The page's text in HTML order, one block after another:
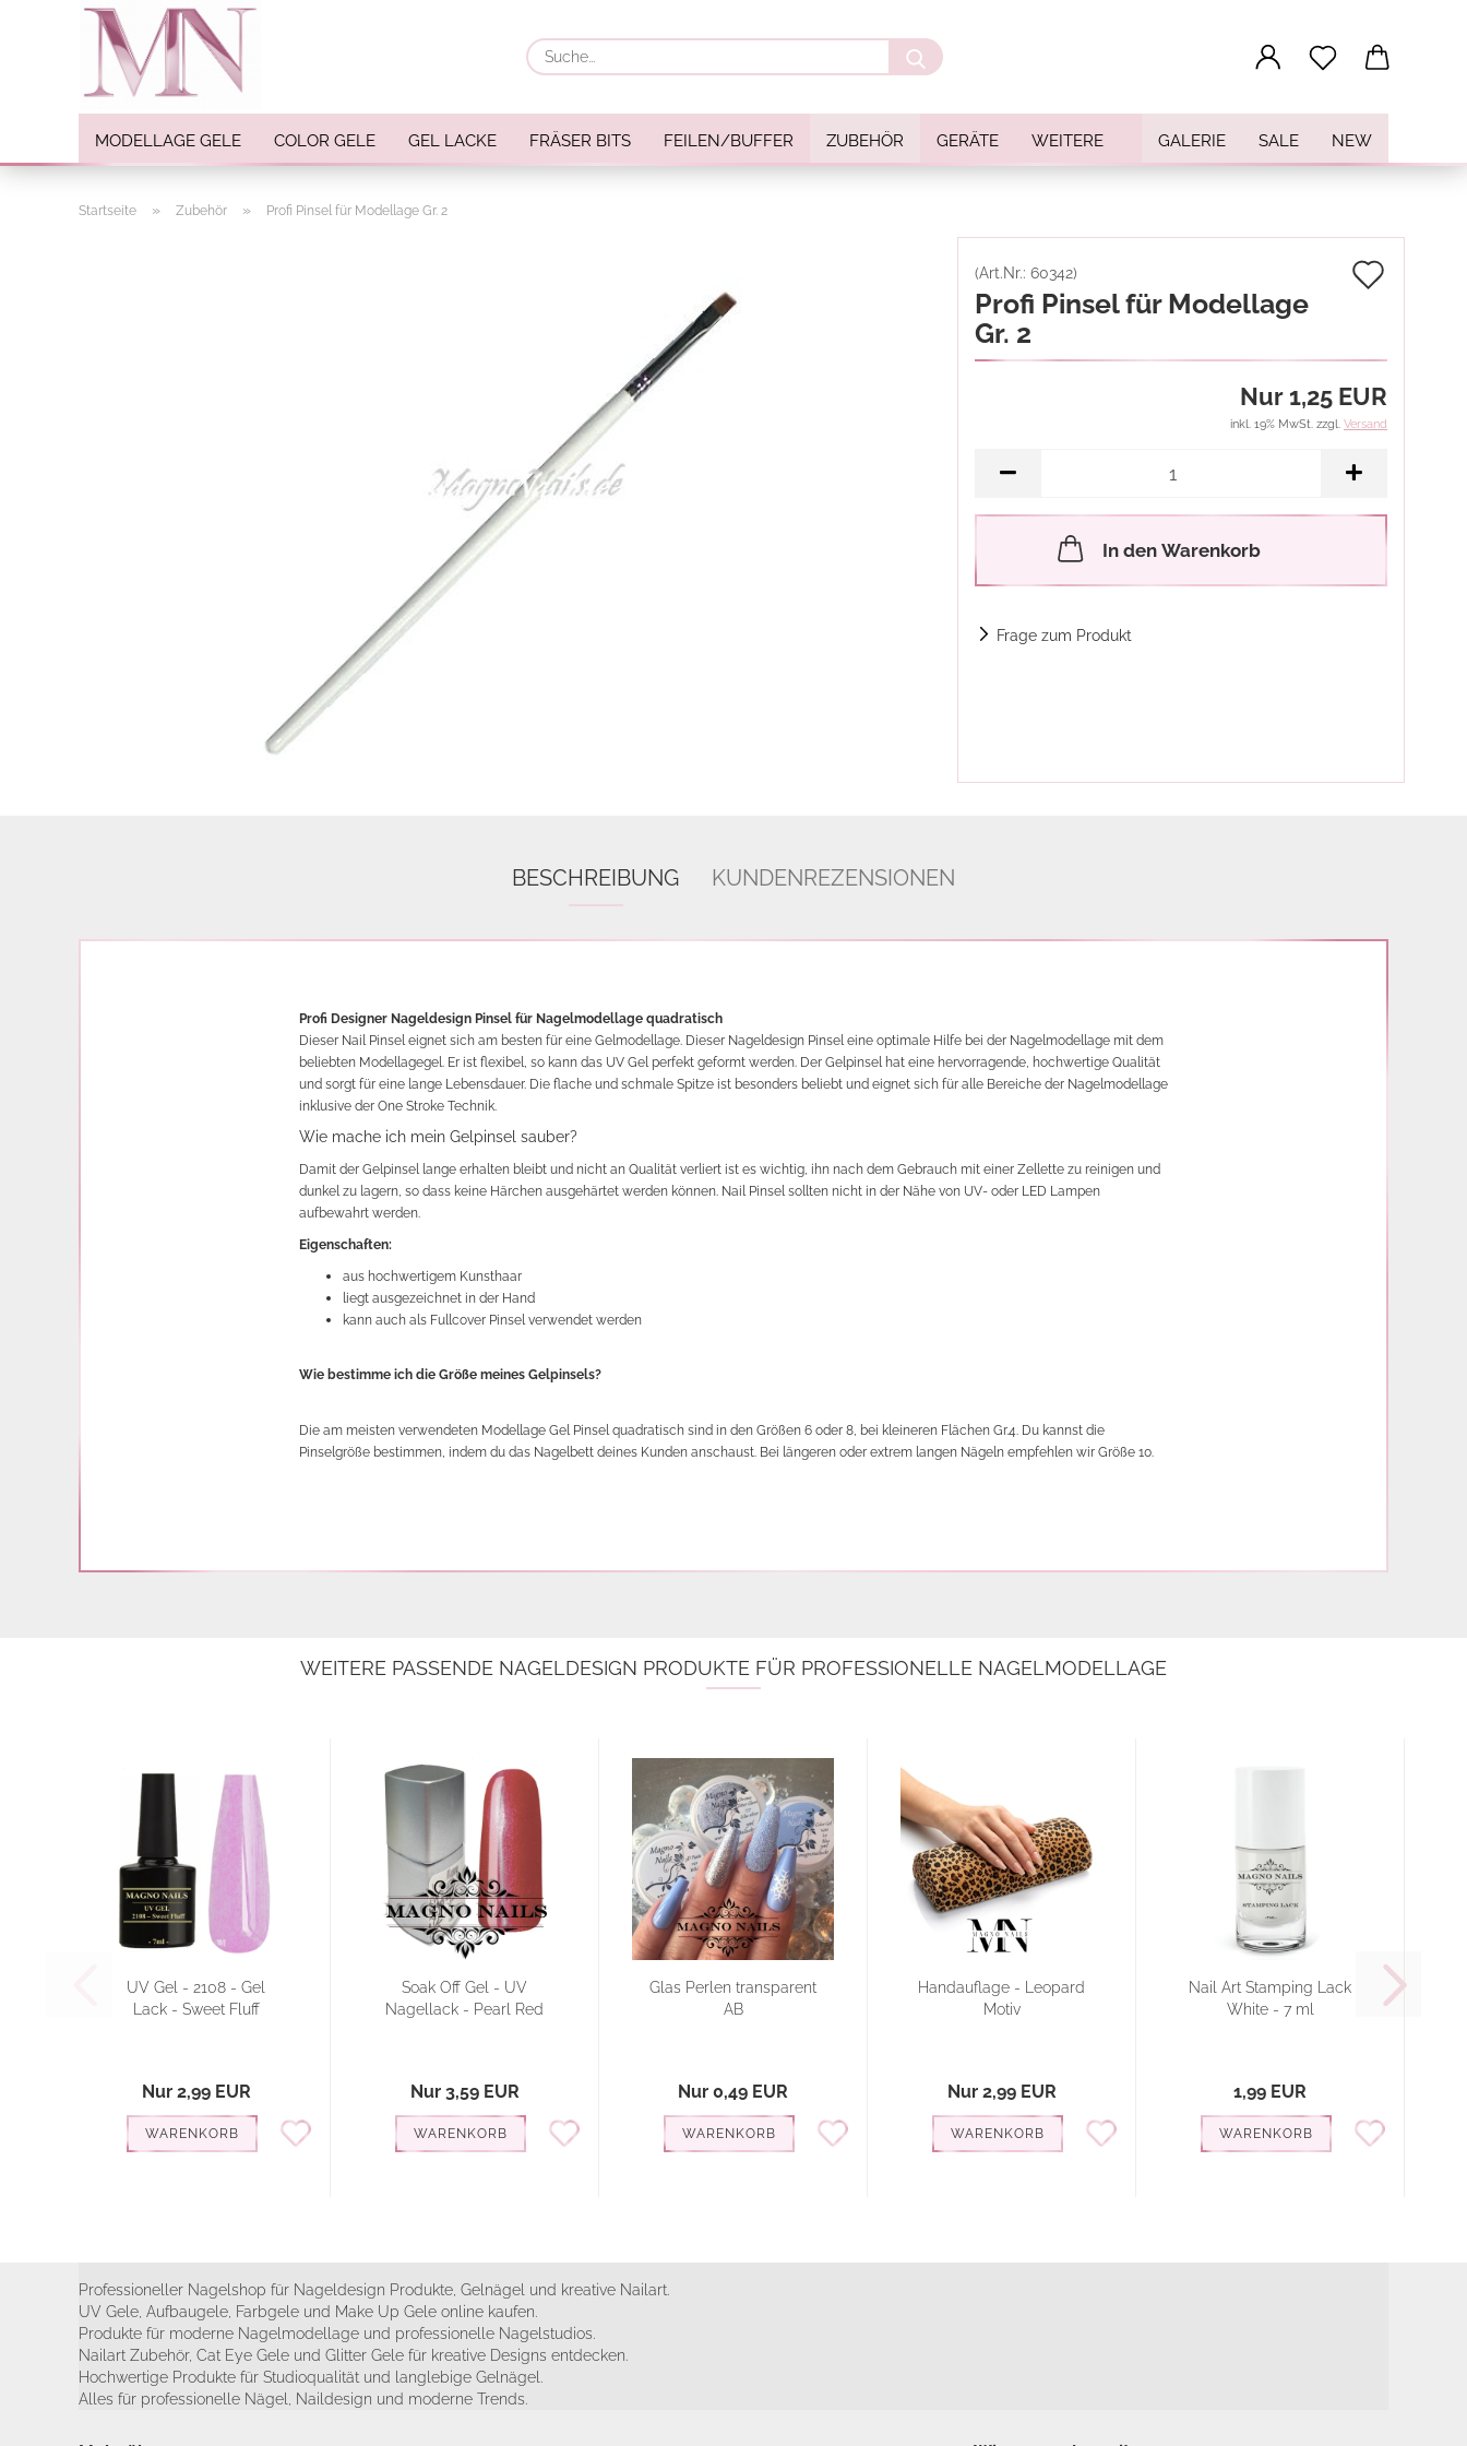
Suche...
MODELLAGE GELE COLOR GELE GEL LACKE FRÄSER BITS FEILEN/BUFFER ZUBEHÖR GERÄTE GALERIE SALE NEW
WEITERE
Startseite » Zubehör » Profi Pinsel für Modellage Gr. 2
(Art.Nr.: 60342)
Profi Pinsel für Modellage
Gr. 2
Nur 1,25 EUR
inkl. 19% MwSt. zzgl. Versand
In den Warenkorb
Frage zum Produkt
BESCHREIBUNG KUNDENREZENSIONEN
Profi Designer Nageldesign Pinsel für Nagelmodellage quadratisch
Dieser Nail Pinsel eignet sich am besten für eine Gelmodellage. Dieser Nageldesign Pinsel eine optimale Hilfe bei der Nagelmodellage mit dem
beliebten Modellagegel. Er ist flexibel, so kann das UV Gel perfekt geformt werden. Der Gelpinsel hat eine hervorragende, hochwertige Qualität
und sorgt für eine lange Lebensdauer. Die flache und schmale Spitze ist besonders beliebt und eignet sich für alle Bereiche der Nagelmodellage
inklusive der One Stroke Technik.
Wie mache ich mein Gelpinsel sauber?
Damit der Gelpinsel lange erhalten bleibt und nicht an Qualität verliert ist es wichtig, ihn nach dem Gebrauch mit einer Zellette zu reinigen und
dunkel zu lagern, so dass keine Härchen ausgehärtet werden können. Nail Pinsel sollten nicht in der Nähe von UV- oder LED Lampen
aufbewahrt werden.
Eigenschaften:
aus hochwertigem Kunsthaar
liegt ausgezeichnet in der Hand
kann auch als Fullcover Pinsel verwendet werden
Wie bestimme ich die Größe meines Gelpinsels?
Die am meisten verwendeten Modellage Gel Pinsel quadratisch sind in den Größen 6 oder 8, bei kleineren Flächen Gr.4. Du kannst die
Pinselgröße bestimmen, indem du das Nagelbett deines Kunden anschaust. Bei längeren oder extrem langen Nägeln empfehlen wir Größe 10.
WEITERE PASSENDE NAGELDESIGN PRODUKTE FÜR PROFESSIONELLE NAGELMODELLAGE
UV Gel - 2108 - Gel
Lack - Sweet Fluff
Nur 2,99 EUR
WARENKORB
Soak Off Gel - UV
Nagellack - Pearl Red
Nur 3,59 EUR
WARENKORB
Glas Perlen transparent
AB
Nur 0,49 EUR
WARENKORB
Handauflage - Leopard
Motiv
Nur 2,99 EUR
WARENKORB
Nail Art Stamping Lack
White - 7 ml
1,99 EUR
WARENKORB
Professioneller Nagelshop für Nageldesign Produkte, Gelnägel und kreative Nailart.
UV Gele, Aufbaugele, Farbgele und Make Up Gele online kaufen.
Produkte für moderne Nagelmodellage und professionelle Nagelstudios.
Nailart Zubehör, Cat Eye Gele und Glitter Gele für kreative Designs entdecken.
Hochwertige Produkte für Studioqualität und langlebige Gelnägel.
Alles für professionelle Nägel, Naildesign und moderne Trends.